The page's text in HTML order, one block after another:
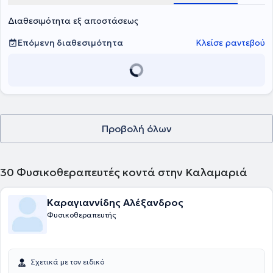
κάθε ηλικίας μέσω πρόληψης, εκπαίδευσης και υποστήριξης στην
Διαθεσιμότητα εξ αποστάσεως
Επόμενη διαθεσιμότητα
Κλείσε ραντεβού
Προβολή όλων
30 Φυσικοθεραπευτές κοντά στην Καλαμαριά
Καραγιαννίδης Αλέξανδρος
Φυσικοθεραπευτής
Σχετικά με τον ειδικό